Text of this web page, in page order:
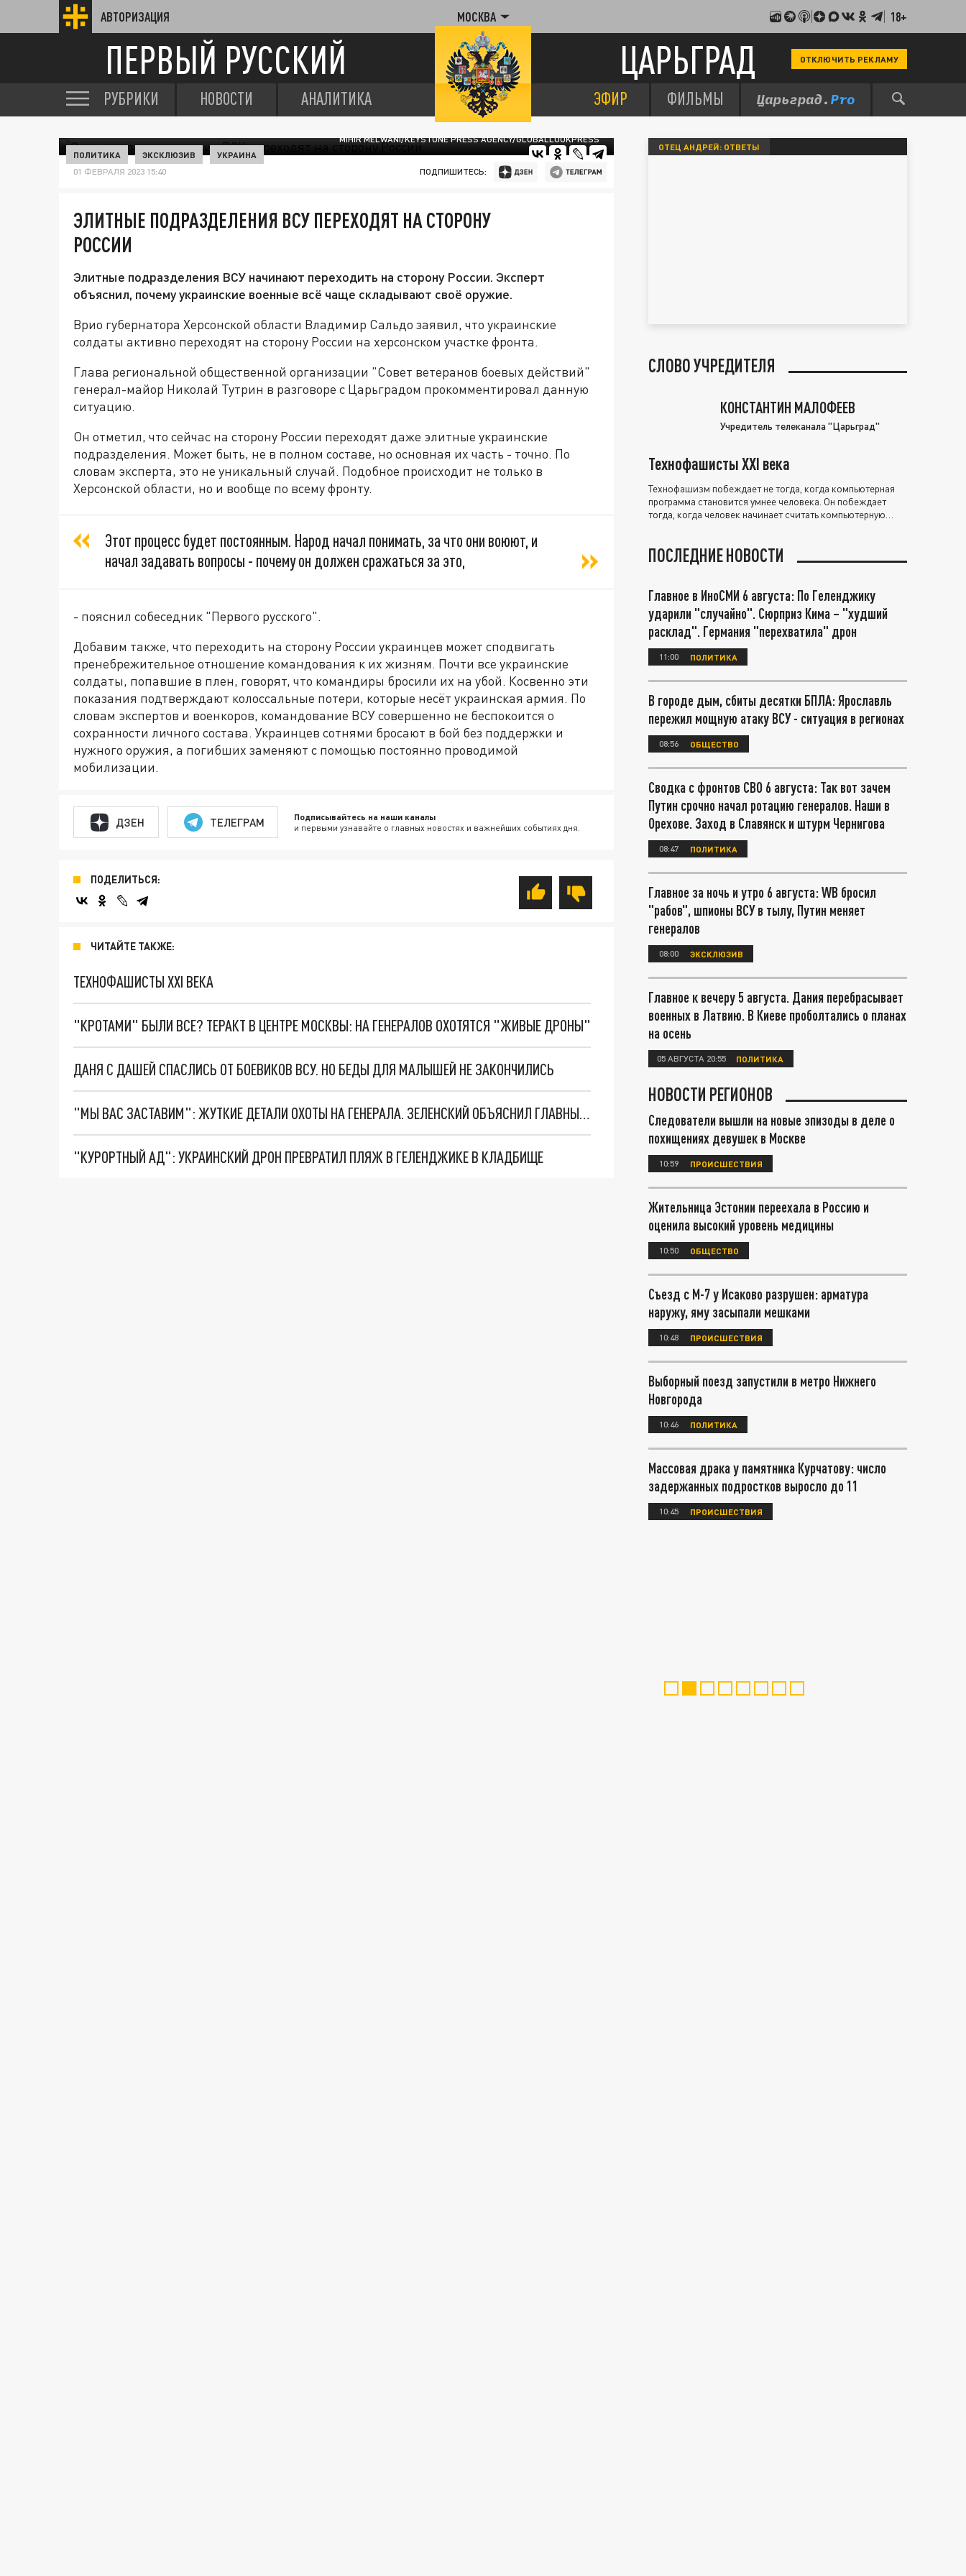
АВТОРИЗАЦИЯ МОСКВА 18+
ПЕРВЫЙ РУССКИЙ ЦАРЬГРАД ОТКЛЮЧИТЬ РЕКЛАМУ
РУБРИКИ НОВОСТИ АНАЛИТИКА ЭФИР ФИЛЬМЫ
MIHIR MELWANI/KEYSTONE PRESS AGENCY/GLOBALLOOKPRESS
ПОЛИТИКА ЭКСКЛЮЗИВ УКРАИНА
01 ФЕВРАЛЯ 2023 15:40 ПОДПИШИТЕСЬ:
ЭЛИТНЫЕ ПОДРАЗДЕЛЕНИЯ ВСУ ПЕРЕХОДЯТ НА СТОРОНУ
РОССИИ
Элитные подразделения ВСУ начинают переходить на сторону России. Эксперт
объяснил, почему украинские военные всё чаще складывают своё оружие.
Врио губернатора Херсонской области Владимир Сальдо заявил, что украинские
солдаты активно переходят на сторону России на херсонском участке фронта.
Глава региональной общественной организации "Совет ветеранов боевых действий"
генерал-майор Николай Тутрин в разговоре с Царьградом прокомментировал данную
ситуацию.
Он отметил, что сейчас на сторону России переходят даже элитные украинские
подразделения. Может быть, не в полном составе, но основная их часть - точно. По
словам эксперта, это не уникальный случай. Подобное происходит не только в
Херсонской области, но и вообще по всему фронту.
Этот процесс будет постоянным. Народ начал понимать, за что они воюют, и
начал задавать вопросы - почему он должен сражаться за это,
- пояснил собеседник "Первого русского".
Добавим также, что переходить на сторону России украинцев может сподвигать
пренебрежительное отношение командования к их жизням. Почти все украинские
солдаты, попавшие в плен, говорят, что командиры бросили их на убой. Косвенно эти
показания подтверждают колоссальные потери, которые несёт украинская армия. По
словам экспертов и военкоров, командование ВСУ совершенно не беспокоится о
сохранности личного состава. Украинцев сотнями бросают в бой без поддержки и
нужного оружия, а погибших заменяют с помощью постоянно проводимой
мобилизации.
ДЗЕН ТЕЛЕГРАМ Подписывайтесь на наши каналы
и первыми узнавайте о главных новостях и важнейших событиях дня.
ПОДЕЛИТЬСЯ:
ЧИТАЙТЕ ТАКЖЕ:
ТЕХНОФАШИСТЫ XXI ВЕКА
"КРОТАМИ" БЫЛИ ВСЕ? ТЕРАКТ В ЦЕНТРЕ МОСКВЫ: НА ГЕНЕРАЛОВ ОХОТЯТСЯ "ЖИВЫЕ ДРОНЫ"
ДАНЯ С ДАШЕЙ СПАСЛИСЬ ОТ БОЕВИКОВ ВСУ. НО БЕДЫ ДЛЯ МАЛЫШЕЙ НЕ ЗАКОНЧИЛИСЬ
"МЫ ВАС ЗАСТАВИМ": ЖУТКИЕ ДЕТАЛИ ОХОТЫ НА ГЕНЕРАЛА. ЗЕЛЕНСКИЙ ОБЪЯСНИЛ ГЛАВНЫЙ СМЫСЛ ТЕРАКТА В ЦЕНТРЕ МОСКВЫ
"КУРОРТНЫЙ АД": УКРАИНСКИЙ ДРОН ПРЕВРАТИЛ ПЛЯЖ В ГЕЛЕНДЖИКЕ В КЛАДБИЩЕ
ОТЕЦ АНДРЕЙ: ОТВЕТЫ
СЛОВО УЧРЕДИТЕЛЯ
КОНСТАНТИН МАЛОФЕЕВ
Учредитель телеканала "Царьград"
Технофашисты XXI века
Технофашизм побеждает не тогда, когда компьютерная
программа становится умнее человека. Он побеждает
тогда, когда человек начинает считать компьютерную
ПОСЛЕДНИЕ НОВОСТИ
Главное в ИноСМИ 6 августа: По Геленджику
ударили "случайно". Сюрприз Кима – "худший
расклад". Германия "перехватила" дрон
11:00 ПОЛИТИКА
В городе дым, сбиты десятки БПЛА: Ярославль
пережил мощную атаку ВСУ - ситуация в регионах
08:56 ОБЩЕСТВО
Сводка с фронтов СВО 6 августа: Так вот зачем
Путин срочно начал ротацию генералов. Наши в
Орехове. Заход в Славянск и штурм Чернигова
08:47 ПОЛИТИКА
Главное за ночь и утро 6 августа: WB бросил
"рабов", шпионы ВСУ в тылу, Путин меняет
генералов
08:00 ЭКСКЛЮЗИВ
Главное к вечеру 5 августа. Дания перебрасывает
военных в Латвию. В Киеве проболтались о планах
на осень
05 АВГУСТА 20:55 ПОЛИТИКА
НОВОСТИ РЕГИОНОВ
Следователи вышли на новые эпизоды в деле о
похищениях девушек в Москве
10:59 ПРОИСШЕСТВИЯ
Жительница Эстонии переехала в Россию и
оценила высокий уровень медицины
10:50 ОБЩЕСТВО
Съезд с М-7 у Исаково разрушен: арматура
наружу, яму засыпали мешками
10:48 ПРОИСШЕСТВИЯ
Выборный поезд запустили в метро Нижнего
Новгорода
10:46 ПОЛИТИКА
Массовая драка у памятника Курчатову: число
задержанных подростков выросло до 11
10:45 ПРОИСШЕСТВИЯ